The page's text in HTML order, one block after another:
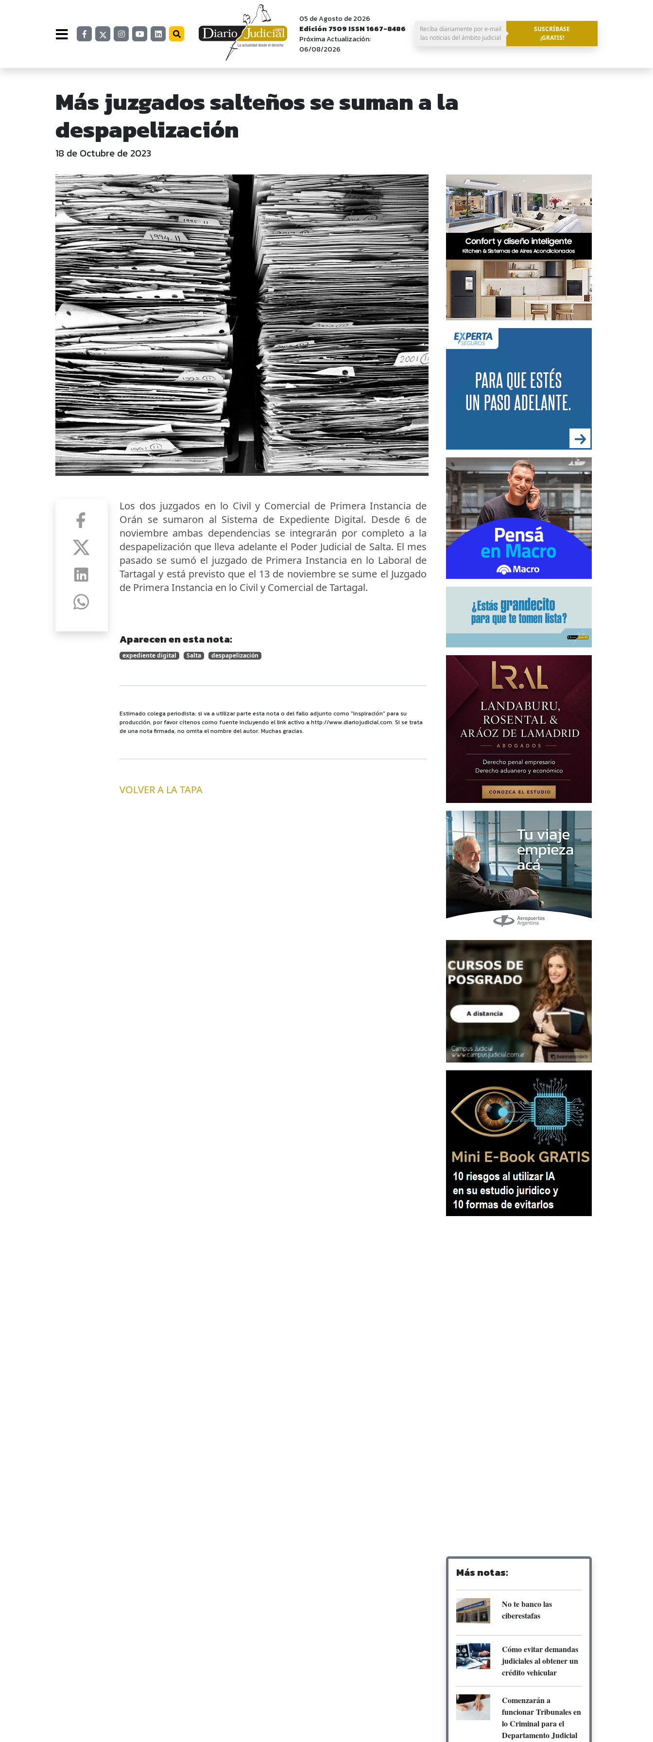
05 de Agosto de 2026
Edición 7509 ISSN 1667-8486
Próxima Actualización:
06/08/2026
Reciba diariamente por e-mail
las noticias del ámbito judicial
SUSCRÍBASE
¡GRATIS!
Más juzgados salteños se suman a la
despapelización
18 de Octubre de 2023
Los dos juzgados en lo Civil y Comercial de Primera Instancia de
Orán se sumaron al Sistema de Expediente Digital. Desde 6 de
noviembre ambas dependencias se integrarán por completo a la
despapelización que lleva adelante el Poder Judicial de Salta. El mes
pasado se sumó el juzgado de Primera Instancia en lo Laboral de
Tartagal y está previsto que el 13 de noviembre se sume el Juzgado
de Primera Instancia en lo Civil y Comercial de Tartagal.
Aparecen en esta nota:
expediente digital Salta despapelización
Estimado colega periodista: si va a utilizar parte esta nota o del fallo adjunto como "inspiración" para su
producción, por favor cítenos como fuente incluyendo el link activo a http://www.diariojudicial.com. Si se trata
de una nota firmada, no omita el nombre del autor. Muchas gracias.
VOLVER A LA TAPA
Más notas:
No te banco las
ciberestafas
Cómo evitar demandas
judiciales al obtener un
crédito vehicular
Comenzarán a
funcionar Tribunales en
lo Criminal para el
Departamento Judicial